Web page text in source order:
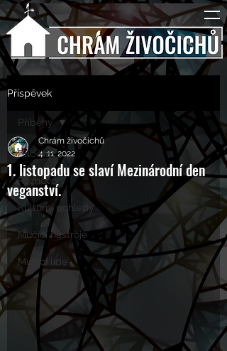
Příspěvek
Příběhy
Rozhovory
Kulturní pohledy
Mučící nástroje
Mučící lidé
Příběhy
1. listopadu se slaví Mezinárodní den
veganství.
Chrám živočichů
4. 11. 2022